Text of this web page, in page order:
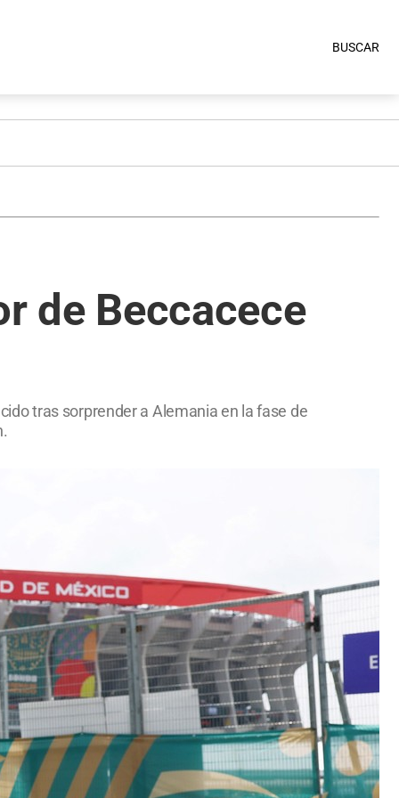
BUSCAR
de Beccacece
tras sorprender a Alemania en la fase de